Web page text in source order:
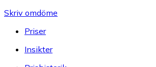
Skriv omdöme
Priser
Insikter